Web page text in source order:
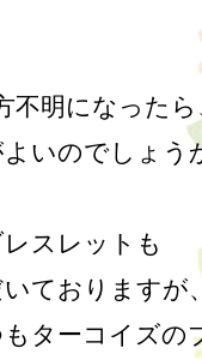
不明になった
いのでしょう
スレットも
ておりますが
ターコイズの